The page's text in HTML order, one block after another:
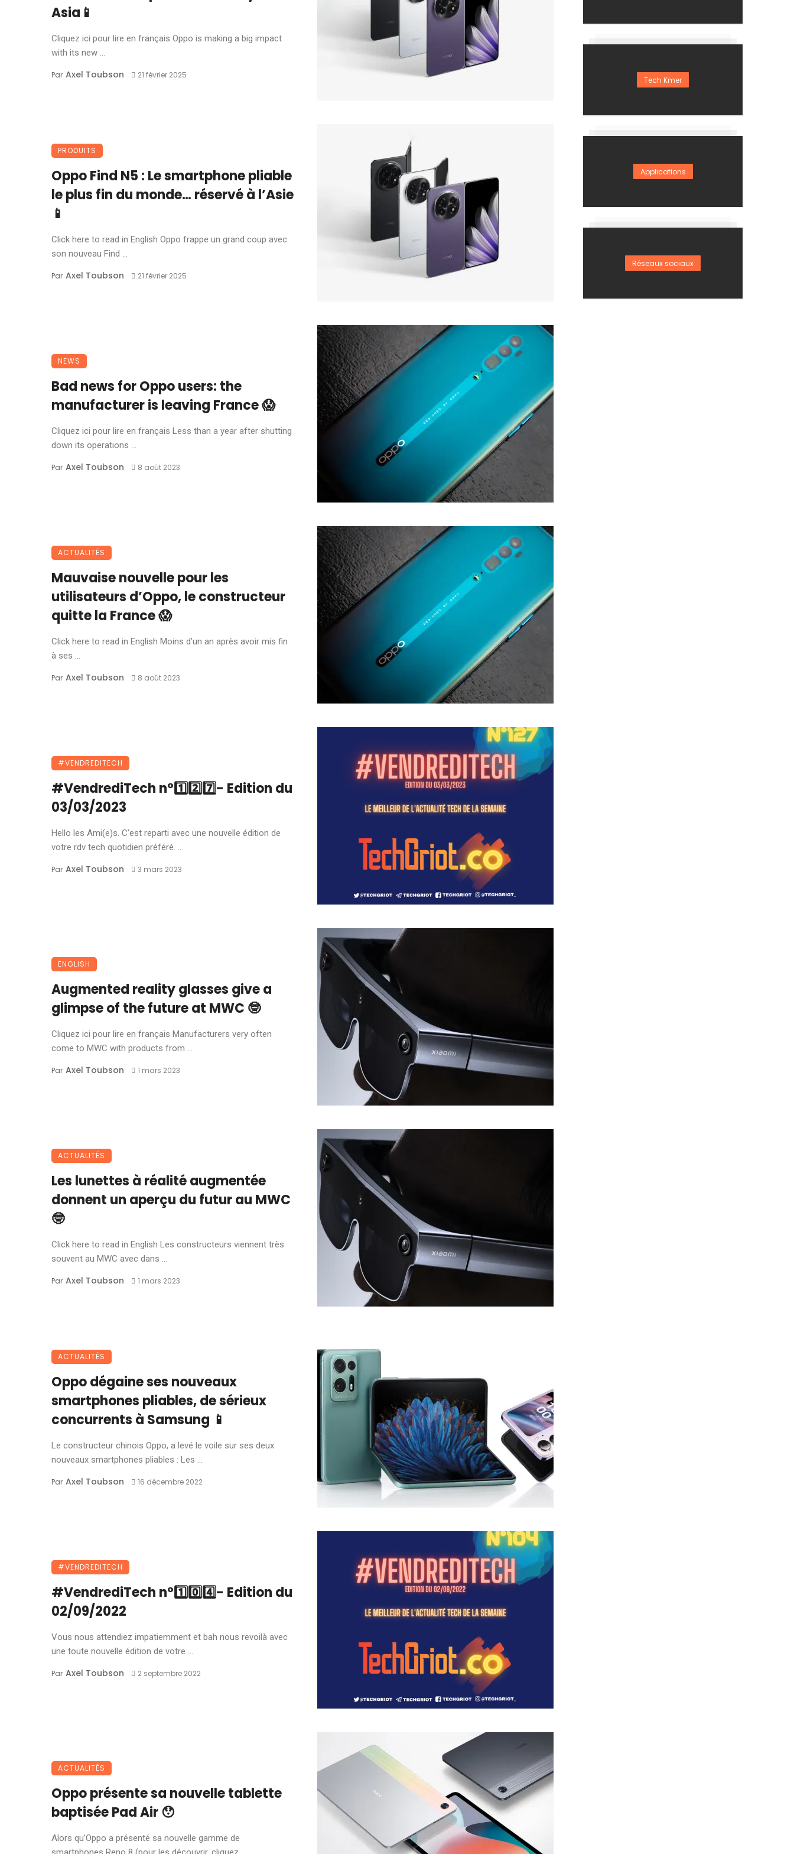
Asia📱
Cliquez ici pour lire en français Oppo is making a big impact
with its new ...
Par Axel Toubson 21 février 2025
PRODUITS
Oppo Find N5 : Le smartphone pliable
le plus fin du monde… réservé à l’Asie
📱
Click here to read in English Oppo frappe un grand coup avec
son nouveau Find ...
Par Axel Toubson 21 février 2025
NEWS
Bad news for Oppo users: the
manufacturer is leaving France 😱
Cliquez ici pour lire en français Less than a year after shutting
down its operations ...
Par Axel Toubson 8 août 2023
ACTUALITÉS
Mauvaise nouvelle pour les
utilisateurs d’Oppo, le constructeur
quitte la France 😱
Click here to read in English Moins d’un an après avoir mis fin
à ses ...
Par Axel Toubson 8 août 2023
#VENDREDITECH
#VendrediTech n°1️⃣2️⃣7️⃣- Edition du
03/03/2023
Hello les Ami(e)s. C’est reparti avec une nouvelle édition de
votre rdv tech quotidien préféré. ...
Par Axel Toubson 3 mars 2023
ENGLISH
Augmented reality glasses give a
glimpse of the future at MWC 🤓
Cliquez ici pour lire en français Manufacturers very often
come to MWC with products from ...
Par Axel Toubson 1 mars 2023
ACTUALITÉS
Les lunettes à réalité augmentée
donnent un aperçu du futur au MWC
🤓
Click here to read in English Les constructeurs viennent très
souvent au MWC avec dans ...
Par Axel Toubson 1 mars 2023
ACTUALITÉS
Oppo dégaine ses nouveaux
smartphones pliables, de sérieux
concurrents à Samsung 📱
Le constructeur chinois Oppo, a levé le voile sur ses deux
nouveaux smartphones pliables : Les ...
Par Axel Toubson 16 décembre 2022
#VENDREDITECH
#VendrediTech n°1️⃣0️⃣4️⃣- Edition du
02/09/2022
Vous nous attendiez impatiemment et bah nous revoilà avec
une toute nouvelle édition de votre ...
Par Axel Toubson 2 septembre 2022
ACTUALITÉS
Oppo présente sa nouvelle tablette
baptisée Pad Air 😯
Alors qu’Oppo a présenté sa nouvelle gamme de
Tech Kmer
Applications
Réseaux sociaux